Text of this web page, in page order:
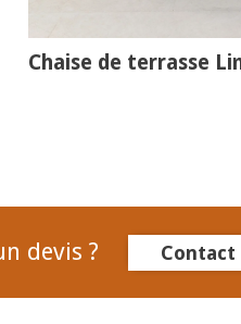
Chaise de terrasse
devis ? Contact